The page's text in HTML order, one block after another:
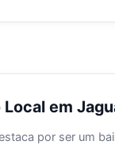
em
por ser um